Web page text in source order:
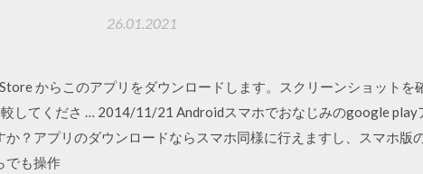
26.01.2021
からこのアプリをダウンロードします。スクリーンショットを
してくださ … 2014/11/21 Androidスマホでおなじみのgoogle play
？アプリのダウンロードならスマホ同様に行えますし、スマホ版
でも操作